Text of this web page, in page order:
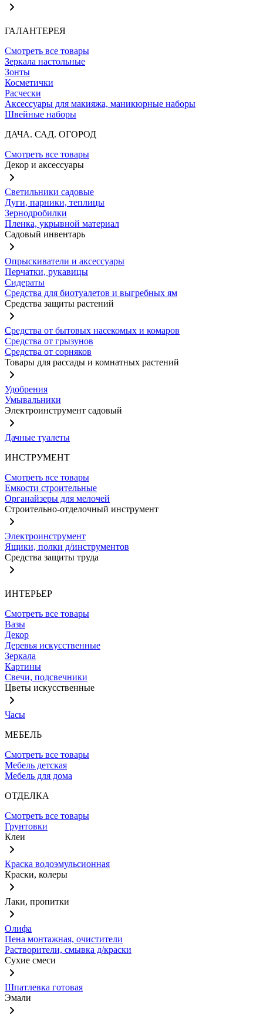
ГАЛАНТЕРЕЯ
Смотреть все товары
Зеркала настольные
Зонты
Косметички
Расчески
Аксессуары для макияжа, маникюрные наборы
Швейные наборы
ДАЧА. САД. ОГОРОД
Смотреть все товары
Декор и аксессуары
Светильники садовые
Дуги, парники, теплицы
Зернодробилки
Пленка, укрывной материал
Садовый инвентарь
Опрыскиватели и аксессуары
Перчатки, рукавицы
Сидераты
Средства для биотуалетов и выгребных ям
Средства защиты растений
Средства от бытовых насекомых и комаров
Средства от грызунов
Средства от сорняков
Товары для рассады и комнатных растений
Удобрения
Умывальники
Электроинструмент садовый
Дачные туалеты
ИНСТРУМЕНТ
Смотреть все товары
Емкости строительные
Органайзеры для мелочей
Строительно-отделочный инструмент
Электроинструмент
Ящики, полки д/инструментов
Средства защиты труда
ИНТЕРЬЕР
Смотреть все товары
Вазы
Декор
Деревья искусственные
Зеркала
Картины
Свечи, подсвечники
Цветы искусственные
Часы
МЕБЕЛЬ
Смотреть все товары
Мебель детская
Мебель для дома
ОТДЕЛКА
Смотреть все товары
Грунтовки
Клеи
Краска водоэмульсионная
Краски, колеры
Лаки, пропитки
Олифа
Пена монтажная, очистители
Растворители, смывка д/краски
Сухие смеси
Шпатлевка готовая
Эмали